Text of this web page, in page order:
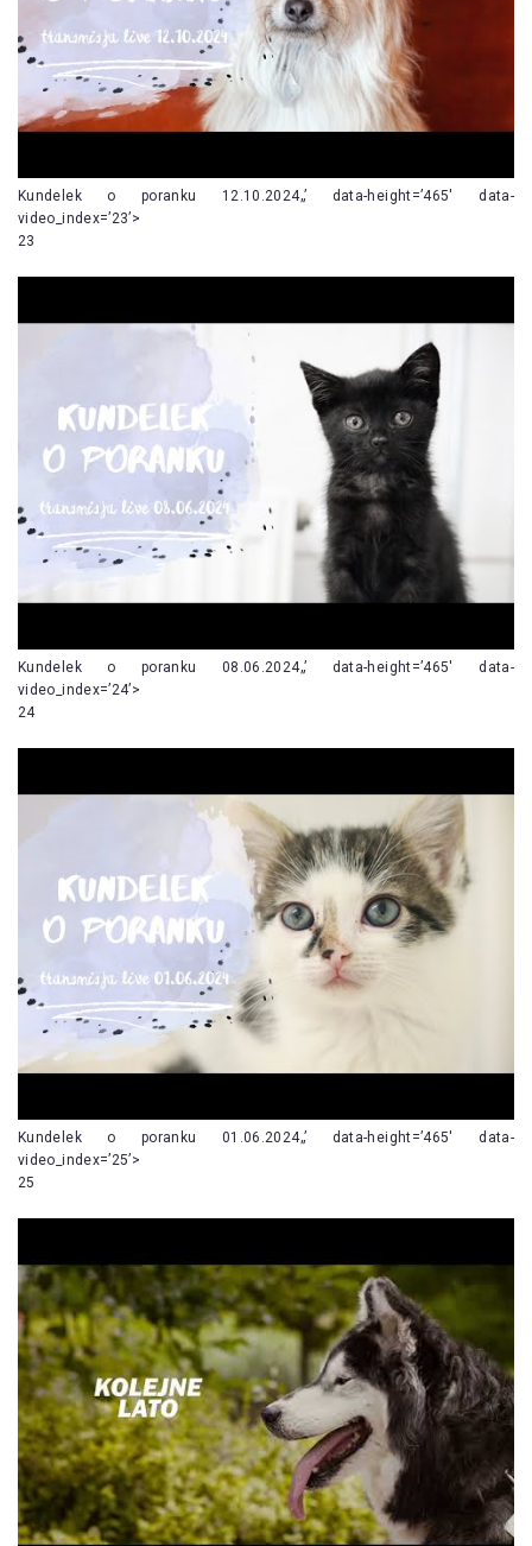
Kundelek o poranku 12.10.2024„’ data-height=’465′ data-
video_index=’23’>
23
Kundelek o poranku 08.06.2024„’ data-height=’465′ data-
video_index=’24’>
24
Kundelek o poranku 01.06.2024„’ data-height=’465′ data-
video_index=’25’>
25